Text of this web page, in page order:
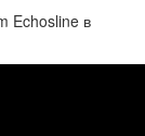
Echosline в